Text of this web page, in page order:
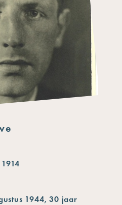
1944, 30 jaar